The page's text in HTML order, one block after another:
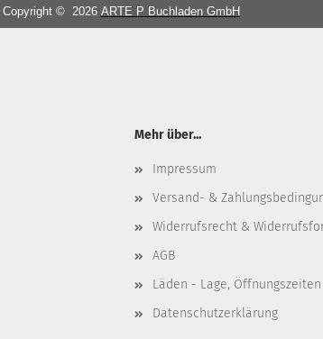
Copyright © 2026 ARTE P Buchladen GmbH
Mehr über...
Impressum
Versand- &
Widerrufsrecht &
AGB
Läden - Lage, Öffnungszeiten
Datenschutzerklärung